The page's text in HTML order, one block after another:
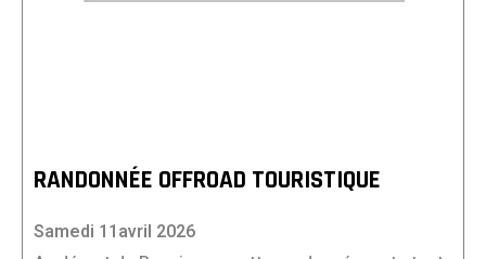
RANDONNÉE OFFROAD TOURISTIQUE
Samedi 11avril 2026